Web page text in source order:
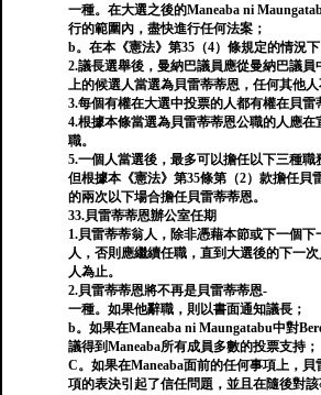
一種。在大選之後的Maneaba ni
行的範圍內，盡快進行任何法案；
b。在本《憲法》第35（4）條規定的情況下
2.議長選舉後，曼納巴議員應從曼納巴議
上的候選人當選為貝雷蒂蒂恩，任何其他人
3.每個有權在大選中投票的人都有權在貝雷
4.根據本條當選為貝雷蒂蒂恩公職的人應
職。
5.一個人當選後，最多可以擔任以下三種職
但根據本《憲法》第35條第（2）款擔任貝
的兩次以下場合擔任貝雷蒂蒂恩。
33.貝雷蒂蒂恩辦公室任期
1.貝雷蒂蒂翁人，除非憑藉本節或下一個
人，否則應繼續任職，直到大選後的下一
人為止。
2.貝雷蒂蒂恩將不再是貝雷蒂蒂恩-
一種。如果他辭職，則以書面通知議長；
b。如果在Maneaba ni Maungatabu中對
議得到Maneaba所有成員多數的投票支持；
C。如果在Maneaba面前的任何事項上，
項的表決引起了信任問題，並且在隨後對